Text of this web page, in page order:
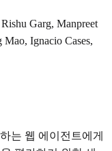
Garg, Manpreet
Ignacio Cases,
는 웹 에이전트에게